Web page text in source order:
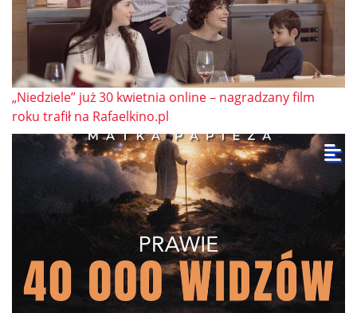
„Niedziele” już 30 kwietnia online – nagradzany film
roku trafił na Rafaelkino.pl